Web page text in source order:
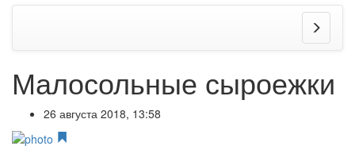
Малосольные сыроежки
26 августа 2018, 13:58